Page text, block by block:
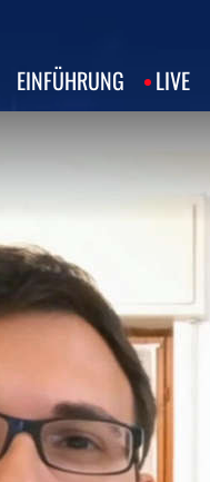
EINFÜHRUNG LIVE